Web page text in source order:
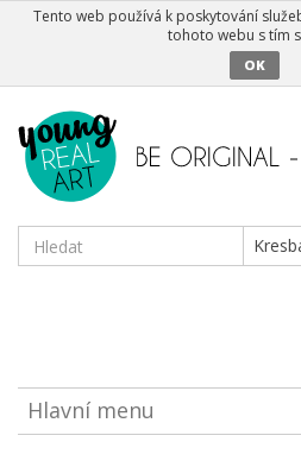
Tento web používá k poskytování
tohoto webu s tím
OK
Hlavní menu